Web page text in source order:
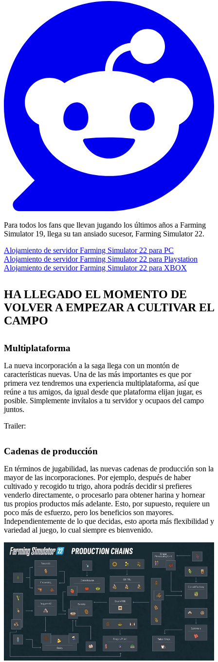
Para todos los fans que llevan jugando los últimos años a Farming
Simulator 19, llega su tan ansiado sucesor, Farming Simulator 22.
Alojamiento de servidor Farming Simulator 22 para PC
Alojamiento de servidor Farming Simulator 22 para Playstation
Alojamiento de servidor Farming Simulator 22 para XBOX
HA LLEGADO EL MOMENTO DE
VOLVER A EMPEZAR A CULTIVAR EL
CAMPO
Multiplataforma
La nueva incorporación a la saga llega con un montón de
características nuevas. Una de las más importantes es que por
primera vez tendremos una experiencia multiplataforma, así que
reúne a tus amigos, da igual desde que plataforma elijan jugar, es
posible. Simplemente invítalos a tu servidor y ocupaos del campo
juntos.
Trailer:
Cadenas de producción
En términos de jugabilidad, las nuevas cadenas de producción son la
mayor de las incorporaciones. Por ejemplo, después de haber
cultivado y recogido tu trigo, ahora podrás decidir si prefieres
venderlo directamente, o procesarlo para obtener harina y hornear
tus propios productos más adelante. Esto, por supuesto, requiere un
poco más de esfuerzo, pero los beneficios son mayores.
Independientemente de lo que decidas, esto aporta más flexibilidad y
variedad al juego, lo cual siempre es bienvenido.